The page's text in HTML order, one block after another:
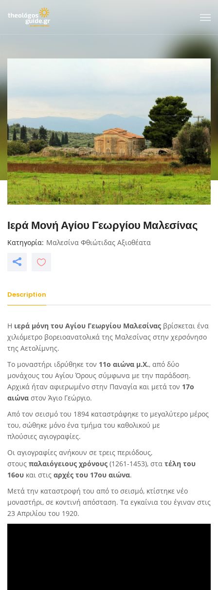
Ιερά Μονή Αγίου Γεωργίου Μαλεσίνας
Κατηγορία Μαλεσίνα Φθιώτιδας Αξιοθέατα
Description
Η ιερά μόνη του Αγίου Γεωργίου Μαλεσίνας βρίσκεται ένα
χιλιόμετρο βορειοανατολικά της Μαλεσίνας στην χερσόνησο
της Αετολίμνης.
Το μοναστήρι ιδρύθηκε τον 11ο αιώνα μ.Χ., από δύο
μονάχους του Αγίου Όρους σύμφωνα με την παράδοση.
Αρχικά ήταν αφιερωμένο στην Παναγία και μετά τον 17ο
αιώνα στον Άγιο Γεώργιο.
Από τον σεισμό του 1894 καταστράφηκε το μεγαλύτερο μέρος
του, σώθηκε μόνο ένα τμήμα του καθολικού με
πλούσιες αγιογραφίες.
Οι αγιογραφίες ανήκουν σε τρεις περιόδους,
στους παλαιόγειους χρόνους (1261-1453), στα τέλη του
16ου και στις αρχές του 17ου αιώνα.
Μετά την καταστροφή του από το σεισμό, κτίστηκε νέο
μοναστήρι, σε κοντινή απόσταση. Τα εγκαίνια του έγιναν στις
23 Απριλίου του 1920.